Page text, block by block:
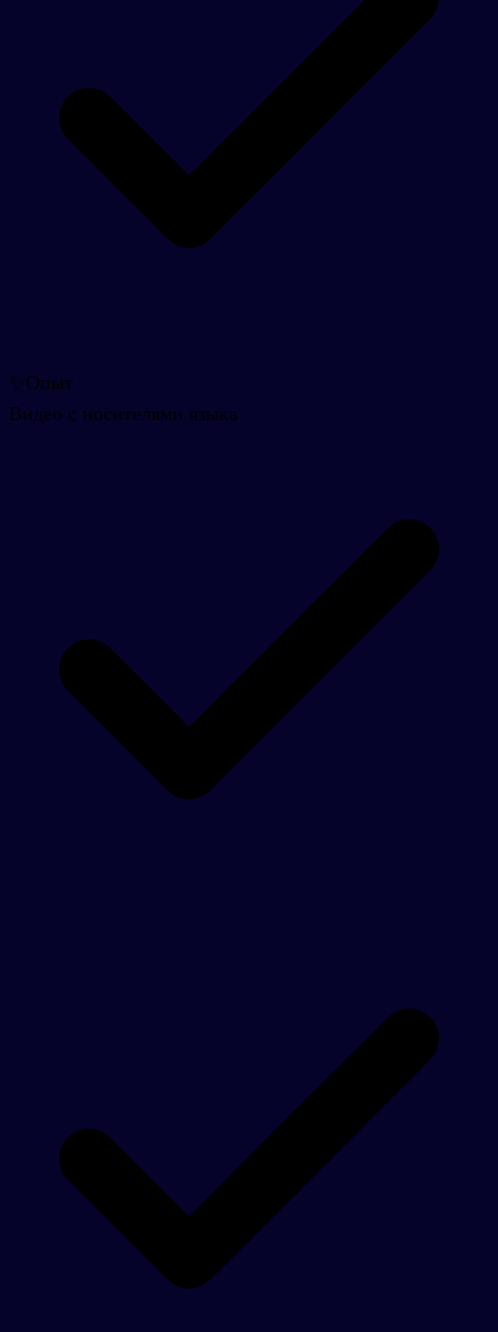
✨ Опыт
Видео с носителями языка